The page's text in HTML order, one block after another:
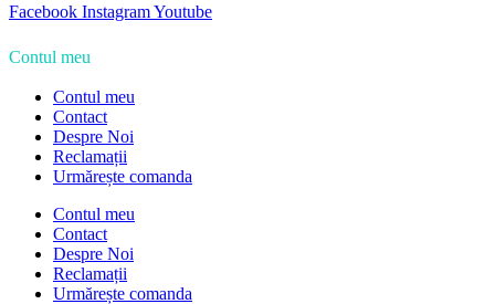
Facebook InstagramYoutube
Contul meu
Contul meu
Contact
Despre Noi
Reclamații
Urmărește comanda
Contul meu
Contact
Despre Noi
Reclamații
Urmărește comanda